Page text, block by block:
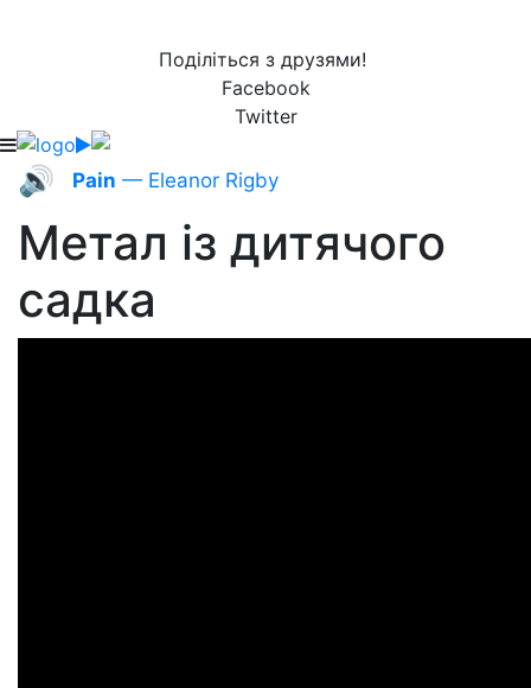
Поділіться з друзями!
Facebook
Twitter
🔊 Pain — Eleanor Rigby
Метал із дитячого
садка